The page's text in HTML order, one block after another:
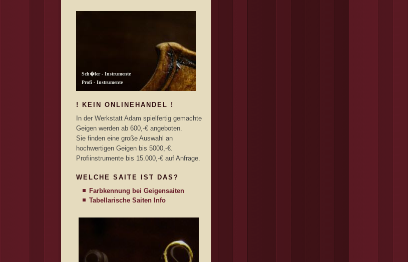
! KEIN ONLINEHANDEL !
In der Werkstatt Adam spielfertig gemachte
Geigen werden ab 600,-€ angeboten.
Sie finden eine große Auswahl an
hochwertigen Geigen bis 5000,-€.
Profiinstrumente bis 15.000,-€ auf Anfrage.
WELCHE SAITE IST DAS?
Farbkennung bei Geigensaiten
Tabellarische Saiten Info